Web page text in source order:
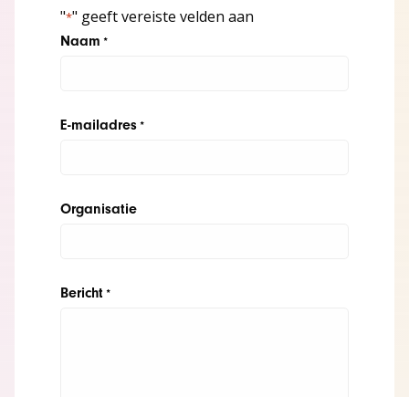
"*" geeft vereiste velden aan
Naam *
E-mailadres *
Organisatie
Bericht *